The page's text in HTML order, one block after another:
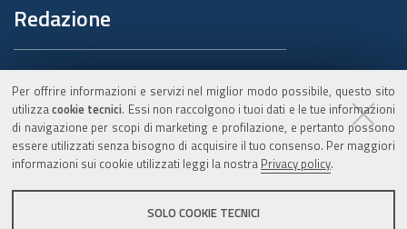
Per offrire informazioni e servizi nel miglior modo possibile, questo sito
utilizzacookie tecnici. Essi non raccolgono i tuoi dati e le tue informazioni
di navigazione per scopi di marketing e profilazione, e pertanto possono
essere utilizzati senza bisogno di acquisire il tuo consenso. Per maggiori
informazioni sui cookie utilizzati leggi la nostra Privacy policy.
SOLO COOKIE TECNICI
Redazione
Informazioni sul Burert
e contatti
C.F. 800.625.903.79